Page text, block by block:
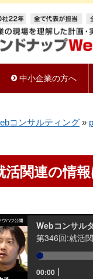
中小企業の方へ
コンサルティング »
活関連の情